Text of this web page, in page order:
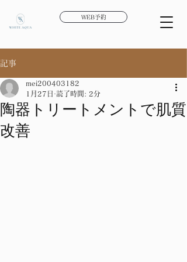
WEB予約
記事
陶器トリートメントで肌質
改善
mei200403182
1月27日
読了時間: 2分